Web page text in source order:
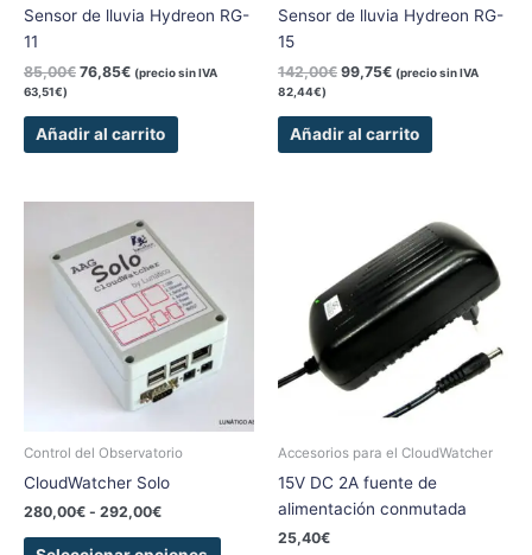
Sensor de lluvia Hydreon RG-
11
85,00€ 76,85€ (precio sin IVA
63,51€)
Añadir al carrito
Sensor de lluvia Hydreon RG-
15
142,00€ 99,75€ (precio sin IVA
82,44€)
Añadir al carrito
Control del Observatorio
CloudWatcher Solo
280,00€ - 292,00€
precios:
desde
280,00€
hasta
292,00€variantes.
pueden
Accesorios para el CloudWatcher
15V DC 2A fuente de
alimentación conmutada
25,40€
tiene
Las
elegir